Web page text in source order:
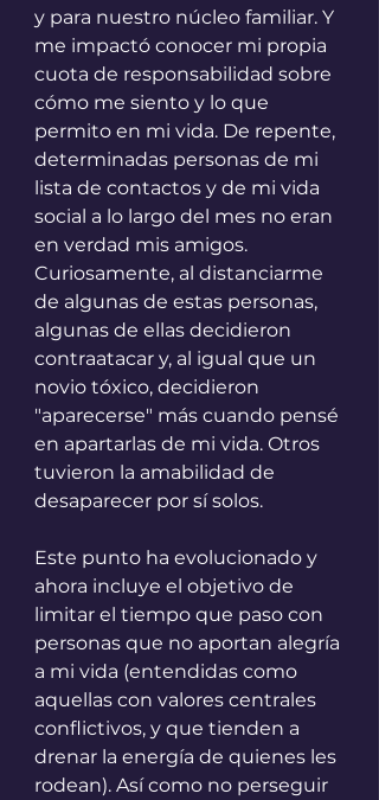
y para nuestro núcleo familiar. Y
me impactó conocer mi propia
cuota de responsabilidad sobre
cómo me siento y lo que
permito en mi vida. De repente,
determinadas personas de mi
lista de contactos y de mi vida
social a lo largo del mes no eran
en verdad mis amigos.
Curiosamente, al distanciarme
de algunas de estas personas,
algunas de ellas decidieron
contraatacar y, al igual que un
novio tóxico, decidieron
"aparecerse" más cuando pensé
en apartarlas de mi vida. Otros
tuvieron la amabilidad de
desaparecer por sí solos.
Este punto ha evolucionado y
ahora incluye el objetivo de
limitar el tiempo que paso con
personas que no aportan alegría
a mi vida (entendidas como
aquellas con valores centrales
conflictivos, y que tienden a
drenar la energía de quienes les
rodean). Así como no perseguir